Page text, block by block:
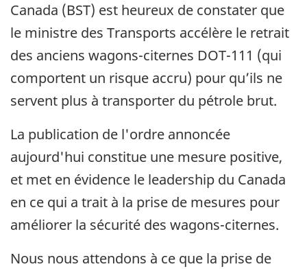
Canada (BST) est heureux de constater que
le ministre des Transports accélère le retrait
des anciens wagons-citernes DOT-111 (qui
comportent un risque accru) pour qu’ils ne
servent plus à transporter du pétrole brut.
La publication de l'ordre annoncée
aujourd'hui constitue une mesure positive,
et met en évidence le leadership du Canada
en ce qui a trait à la prise de mesures pour
améliorer la sécurité des wagons-citernes.
Nous nous attendons à ce que la prise de